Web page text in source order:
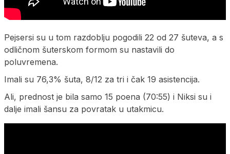
Pejsersi su u tom razdoblju pogodili 22 od 27 šuteva, a s
odličnom šuterskom formom su nastavili do
poluvremena.
Imali su 76,3% šuta, 8/12 za tri i čak 19 asistencija.
Ali, prednost je bila samo 15 poena (70:55) i Niksi su i
dalje imali šansu za povratak u utakmicu.